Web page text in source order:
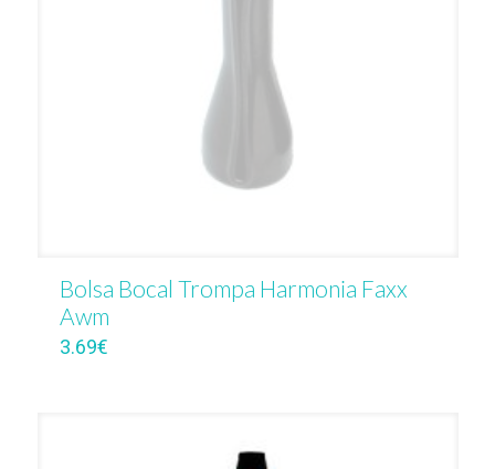
Bolsa Bocal Trompa Harmonia Faxx
Awm
3.69€